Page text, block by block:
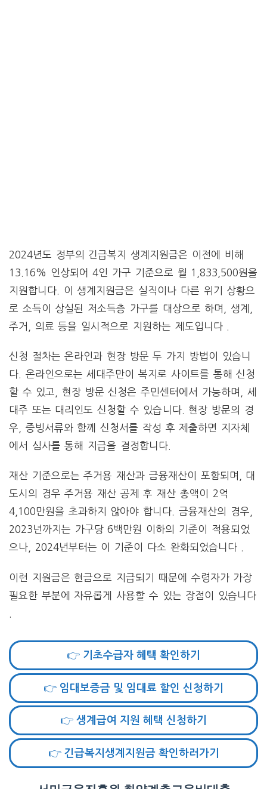
2024년도 정부의 긴급복지 생계지원금은 이전에 비해
13.16% 인상되어 4인 가구 기준으로 월 1,833,500원을
지원합니다. 이 생계지원금은 실직이나 다른 위기 상황으
로 소득이 상실된 저소득층 가구를 대상으로 하며, 생계,
주거, 의료 등을 일시적으로 지원하는 제도입니다​ .
신청 절차는 온라인과 현장 방문 두 가지 방법이 있습니
다. 온라인으로는 세대주만이 복지로 사이트를 통해 신청
할 수 있고, 현장 방문 신청은 주민센터에서 가능하며, 세
대주 또는 대리인도 신청할 수 있습니다. 현장 방문의 경
우, 증빙서류와 함께 신청서를 작성 후 제출하면 지자체
에서 심사를 통해 지급을 결정합니다​.
재산 기준으로는 주거용 재산과 금융재산이 포함되며, 대
도시의 경우 주거용 재산 공제 후 재산 총액이 2억
4,100만원을 초과하지 않아야 합니다. 금융재산의 경우,
2023년까지는 가구당 6백만원 이하의 기준이 적용되었
으나, 2024년부터는 이 기준이 다소 완화되었습니다​ .
이런 지원금은 현금으로 지급되기 때문에 수령자가 가장
필요한 부분에 자유롭게 사용할 수 있는 장점이 있습니다​
👉 기초수급자 혜택 확인하기
👉 임대보증금 및 임대료 할인 신청하기
👉 생계급여 지원 혜택 신청하기
👉 긴급복지생계지원금 확인하러가기